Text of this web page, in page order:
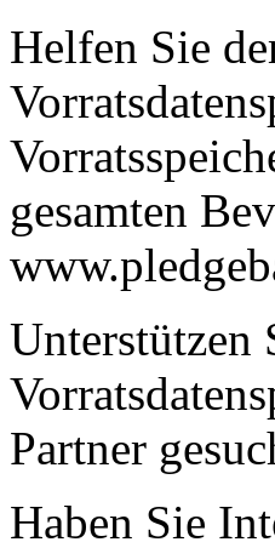
Helfen Sie
gesamten
Unterstützen
Partner
Haben Sie